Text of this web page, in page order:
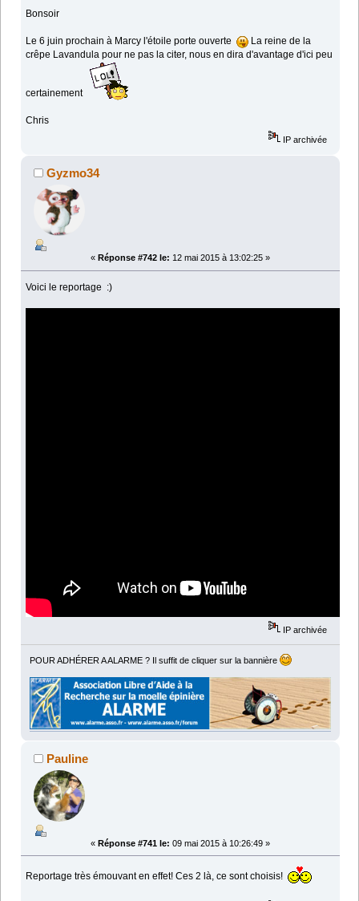
Bonsoir
Le 6 juin prochain à Marcy l'étoile porte ouverte
La reine de la
crêpe Lavandula pour ne pas la citer, nous en dira d'avantage d'ici peu
certainement
Chris
IP archivée
Gyzmo34
« Réponse #742 le: 12 mai 2015 à 13:02:25 »
Voici le reportage :)
IP archivée
POUR ADHÉRER A ALARME ? Il suffit de cliquer sur la bannière
Pauline
« Réponse #741 le: 09 mai 2015 à 10:26:49 »
Reportage très émouvant en effet! Ces 2 là, ce sont choisis!